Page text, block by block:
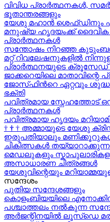
വിവിധ പ്രാർത്ഥനകൾ,
ഭൂതാന്തരങ്ങളും
യേശു മഹാന്‍ ശെഫ്ഡിനും
മനുഷ്യ ഹൃദയംക്ക് ദൈവിക
പ്രാർത്ഥനകൾ
സന്തോഷം നിറഞ്ഞ
മറ്റ് റിവലേഷനുകളിൽ
പ്രാർത്ഥനയുടെ ക്രൂസേഡ്
ജാക്കറെയിലെ മാതാവിന്റെ
ജോസ്‌ഫിന്‍റെ ഏറ്റവും
ഭക്തി
പവിത്രമായ സ്നേഹത്തോട്
പ്രാർത്ഥനകള്‍
പവിത്രമായ ഹൃദയം
† † † അമ്മായുടെ യേശു
ഇരുപതിയാലും
ചികിത്സകൾ
മെഡലുകളും
അസാധാരണ ചിത്രങ്ങൾ
യേശുവിന്റെയും
സന്ദേശം
പുതിയ സന്ദേശങ്ങളും
കൊളംബിയയിലെ എനോക്കിനു
പശ്ചാത്തലം നൽകുന്ന
അർജന്റിനയിൽ ലൂസ്ഡെ